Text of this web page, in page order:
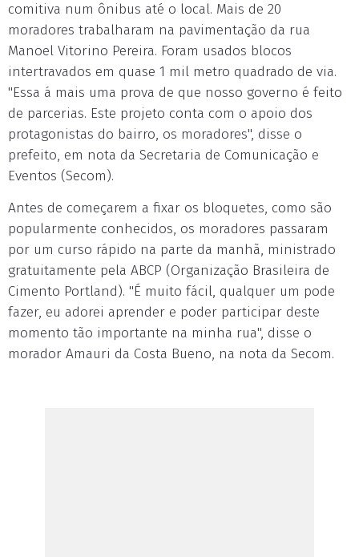
comitiva num ônibus até o local. Mais de 20
moradores trabalharam na pavimentação da rua
Manoel Vitorino Pereira. Foram usados blocos
intertravados em quase 1 mil metro quadrado de via.
"Essa á mais uma prova de que nosso governo é feito
de parcerias. Este projeto conta com o apoio dos
protagonistas do bairro, os moradores", disse o
prefeito, em nota da Secretaria de Comunicação e
Eventos (Secom).
Antes de começarem a fixar os bloquetes, como são
popularmente conhecidos, os moradores passaram
por um curso rápido na parte da manhã, ministrado
gratuitamente pela ABCP (Organização Brasileira de
Cimento Portland). "É muito fácil, qualquer um pode
fazer, eu adorei aprender e poder participar deste
momento tão importante na minha rua", disse o
morador Amauri da Costa Bueno, na nota da Secom.